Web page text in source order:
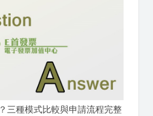
三種模式比較與申請流程完整